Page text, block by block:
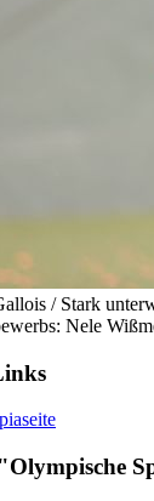
/ Stark
Nele